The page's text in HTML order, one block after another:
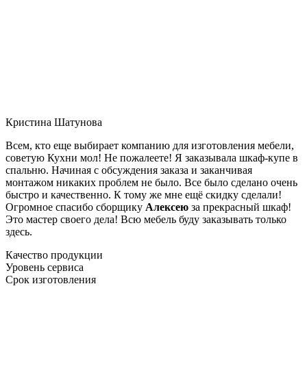
Кристина Шатунова
Всем, кто еще выбирает компанию для изготовления мебели,
советую Кухни мол! Не пожалеете! Я заказывала шкаф-купе в
спальню. Начиная с обсуждения заказа и заканчивая
монтажом никаких проблем не было. Все было сделано очень
быстро и качественно. К тому же мне ещё скидку сделали!
Огромное спасибо сборщику Алексею за прекрасный шкаф!
Это мастер своего дела! Всю мебель буду заказывать только
здесь.
Качество продукции
Уровень сервиса
Срок изготовления